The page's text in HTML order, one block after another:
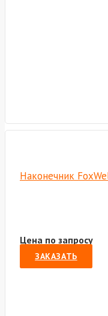
Наконечник
Цена по запросу
ЗАКАЗАТЬ